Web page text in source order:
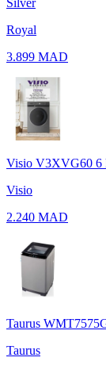
Silver
Royal
3.899 MAD
Visio V3XVG60 6
Visio
2.240 MAD
Taurus
Taurus